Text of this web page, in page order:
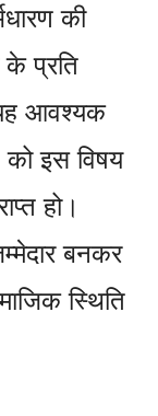
की
के प्रति
यह आवश्यक
को इस विषय
हो।
बनकर
स्थिति